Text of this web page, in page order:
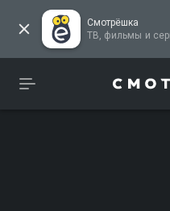
Смотрёшка
ТВ,